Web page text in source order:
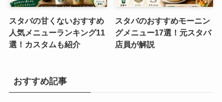
スタバの甘くないおすすめ
人気メニューランキング11
選！カスタムも紹介
スタバのおすすめモーニン
グメニュー17選！元スタバ
店員が解説
おすすめ記事